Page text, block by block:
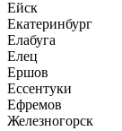
Ейск
Екатеринбург
Елабуга
Елец
Ершов
Ессентуки
Ефремов
Железногорск